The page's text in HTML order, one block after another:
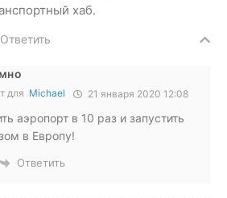
хаб.
Ответить
для Michael 21 января 2020 12:08
аэропорт в 10 раз и запустить
в Европу!
Ответить